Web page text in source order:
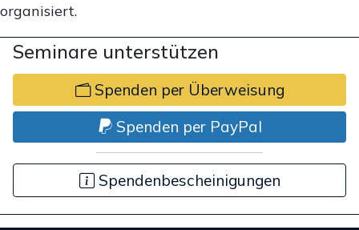
organisiert.
Seminare unterstützen
Spenden per Überweisung
Spenden per PayPal
Spendenbescheinigungen